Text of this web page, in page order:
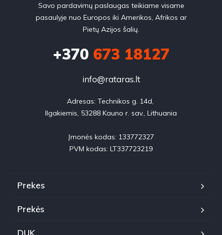
Savo pardavimų paslaugas teikiame visame
pasaulyje nuo Europos iki Amerikos, Afrikos ar
Pietų Azijos šalių.
+370673 18127
info@rataras.lt
Adresas: Technikos g. 14d,
Ilgakiemis, 53288 Kauno r. sav., Lithuania
Įmonės kodas: 133772327
PVM kodas: LT337723219
Prekes
Prekės
DUK